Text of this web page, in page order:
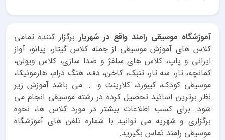
آموزشگاه موسیقی رامند واقع در شهریار برگزار کننده تمامی
کلاس های آموزش موسیقی از جمله کلاس گیتار، پیانو، آواز
ایرانی و پاپ، کلاس های سلفژ و صدا سازی، کلاس ویولن،
کمانچه، تار، سه تار، تنبک، کاخن، دف، هنگ درام، هارمونیکا،
موسیقی کودک، کیبورد، کلارینت و ... می باشد آموزش زیر
نظر برترین اساتید تحصیل کرده در رشته موسیقی انجام می
شود. برای کسب اطلاعات بیشتر در مورد کلاس ها، نحوه
برگزاری و شهریه می توانید با شماره تلفن های آموزشگاه
موسیقی رامند تماس بگیرید.